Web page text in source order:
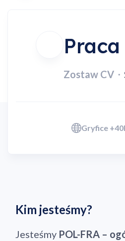
Zostaw CV・
Gryfice
Kim jesteśmy?
Jesteśmy POL-FRA –